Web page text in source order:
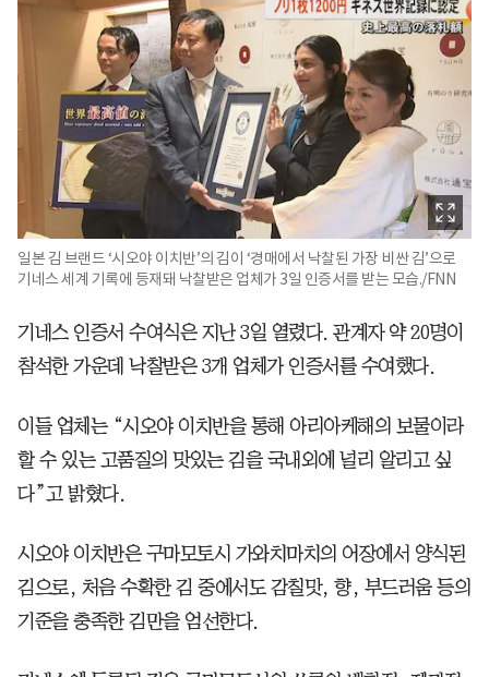
일본 김 브랜드 ‘시오야 이치반’의 김이 ‘경매에서 낙찰된 가장 비싼 김’으로
기네스 세계 기록에 등재돼 낙찰받은 업체가 3일 인증서를 받는 모습./FNN
기네스 인증서 수여식은 지난 3일 열렸다. 관계자 약 20명이
참석한 가운데 낙찰받은 3개 업체가 인증서를 수여했다.
이들 업체는 “시오야 이치반을 통해 아리아케해의 보물이라
할 수 있는 고품질의 맛있는 김을 국내외에 널리 알리고 싶
다”고 밝혔다.
시오야 이치반은 구마모토시 가와치마치의 어장에서 양식된
김으로, 처음 수확한 김 중에서도 감칠맛, 향, 부드러움 등의
기준을 충족한 김만을 엄선한다.